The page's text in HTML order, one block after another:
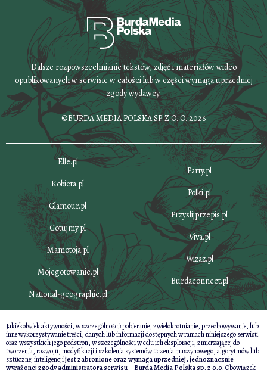
Dalsze rozpowszechnianie tekstów, zdjęć i materiałów wideo
opublikowanych w serwisie w całości lub w części wymaga uprzedniej
zgody wydawcy.
©BURDA MEDIA POLSKA SP. Z O. O. 2026
Elle.pl
Kobieta.pl
Glamour.pl
Gotujmy.pl
Mamotoja.pl
Mojegotowanie.pl
National-geographic.pl
Party.pl
Polki.pl
Przyslijprzepis.pl
Viva.pl
Wizaz.pl
Burdaconnect.pl
Jakiekolwiek aktywności, w szczególności: pobieranie, zwielokrotnianie, przechowywanie, lub
inne wykorzystywanie treści, danych lub informacji dostępnych w ramach niniejszego serwisu
oraz wszystkich jego podstron, w szczególności w celu ich eksploracji, zmierzającej do
tworzenia, rozwoju, modyfikacji i szkolenia systemów uczenia maszynowego, algorytmów lub
sztucznej inteligencjijest zabronione oraz wymaga uprzedniej, jednoznacznie
wyrażonej zgody administratora serwisu – Burda Media Polska sp. z o.o.Obowiązek